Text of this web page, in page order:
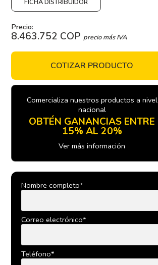
Precio:
8.463.752 COPprecio más IVA
COTIZAR PRODUCTO
Comercializa nuestros productos a nivel
nacional
OBTÉN GANANCIAS ENTRE
15% AL 20%
Ver más información
Nombre completo*
Correo electrónico*
Teléfono*